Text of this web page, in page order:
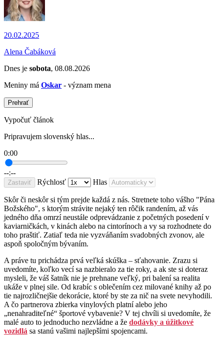
20.02.2025
Alena Čabáková
Dnes je sobota, 08.08.2026
Meniny má Oskar - význam mena
Prehrať
Vypočuť článok
Pripravujem slovenský hlas...
0:00
--:--
Zastaviť Rýchlosť Hlas
Skôr či neskôr si tým prejde každá z nás. Stretnete toho vášho "Pána
Božského", s ktorým strávite nejaký ten rôčik randením, až vás
jedného dňa omrzí neustále odprevádzanie z početných posedení v
kaviarničkách, v kinách alebo na cintorínoch a vy sa rozhodnete do
toho praštiť. Zatiaľ teda nie vyzváňaním svadobných zvonov, ale
aspoň spoločným bývaním.
A práve tu prichádza prvá veľká skúška – sťahovanie. Zrazu si
uvedomíte, koľko vecí sa nazbieralo za tie roky, a ak ste si doteraz
mysleli, že váš šatník nie je prehnane veľký, pri balení sa realita
ukáže v plnej sile. Od krabíc s oblečením cez milované knihy až po
tie najrozličnejšie dekorácie, ktoré by ste za nič na svete nevyhodili.
A čo partnerova zbierka vinylových platní alebo jeho
„nenahraditeľné“ športové vybavenie? V tej chvíli si uvedomíte, že
malé auto to jednoducho nezvládne a že dodávky a úžitkové
vozidlá sa stanú vašimi najlepšími spojencami.